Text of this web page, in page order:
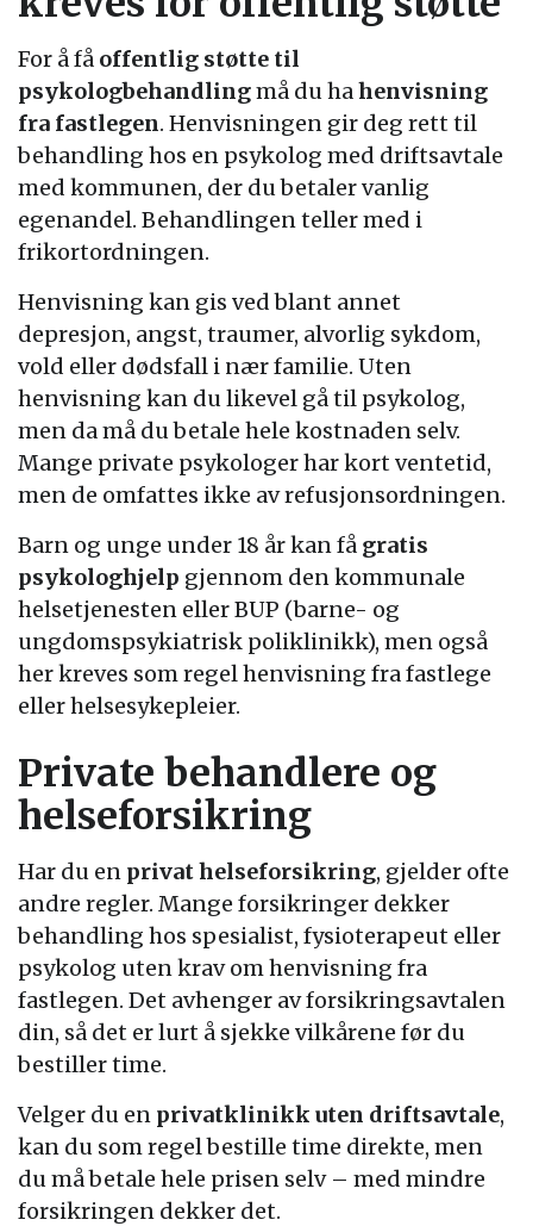
For å få offentlig støtte til
psykologbehandlingmå du hahenvisning
fra fastlegen. Henvisningen gir deg rett til
behandling hos en psykolog med driftsavtale
med kommunen, der du betaler vanlig
egenandel. Behandlingen teller med i
frikortordningen.
Henvisning kan gis ved blant annet
depresjon, angst, traumer, alvorlig sykdom,
vold eller dødsfall i nær familie. Uten
henvisning kan du likevel gå til psykolog,
men da må du betale hele kostnaden selv.
Mange private psykologer har kort ventetid,
men de omfattes ikke av refusjonsordningen.
Barn og unge under 18 år kan få gratis
psykologhjelp gjennom den kommunale
helsetjenesten eller BUP (barne- og
ungdomspsykiatrisk poliklinikk), men også
her kreves som regel henvisning fra fastlege
eller helsesykepleier.
Private behandlere og
helseforsikring
Har du en privat helseforsikring, gjelder ofte
andre regler. Mange forsikringer dekker
behandling hos spesialist, fysioterapeut eller
psykolog uten krav om henvisning fra
fastlegen. Det avhenger av forsikringsavtalen
din, så det er lurt å sjekke vilkårene før du
bestiller time.
Velger du en privatklinikk uten driftsavtale,
kan du som regel bestille time direkte, men
du må betale hele prisen selv – med mindre
forsikringen dekker det.